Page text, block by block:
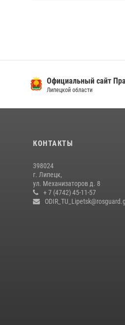
Официальный сайт
Липецкой области
КОНТАКТЫ
398024
г. Липецк,
ул. Механизаторов д. 8
+ 7 (4742) 45-11-57